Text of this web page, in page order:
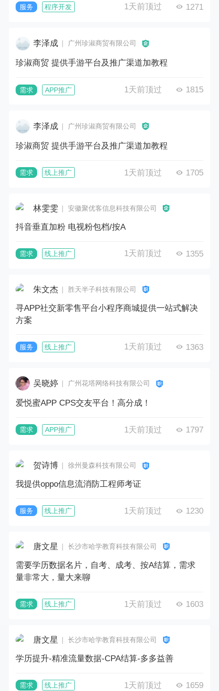
服务 程序开发 1天前顶过 1271
李泽成 ｜ 广州珍淑商贸有限公司
珍淑商贸 提供手游平台及推广渠道加教程
需求 APP推广 1天前顶过 1815
李泽成 ｜ 广州珍淑商贸有限公司
珍淑商贸 提供手游平台及推广渠道加教程
需求 线上推广 1天前顶过 1705
林雯雯 ｜ 安徽聚优客信息科技有限公司
抖音垂直加粉 电视粉包档/按A
需求 线上推广 1天前顶过 1355
朱文杰 ｜ 胜天半子科技有限公司
寻APP社交新零售平台小程序商城提供一站式解决
方案
服务 线上推广 1天前顶过 1363
吴晓婷 ｜ 广州花塔网络科技有限公司
爱悦蜜APP CPS交友平台！高分成！
需求 APP推广 1天前顶过 1797
贺诗博 ｜ 徐州曼森科技有限公司
我提供oppo信息流消防工程师考证
服务 线上推广 1天前顶过 1230
唐文星 ｜ 长沙市哈学教育科技有限公司
需要学历数据名片，自考、成考、按A结算，需求
量非常大，量大来聊
需求 线上推广 1天前顶过 1603
唐文星 ｜ 长沙市哈学教育科技有限公司
学历提升-精准流量数据-CPA结算-多多益善
需求 线上推广 1天前顶过 1659